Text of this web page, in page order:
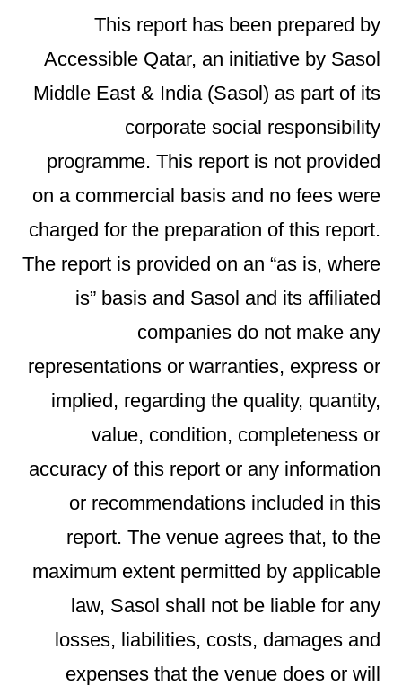
This report has been prepared by
Accessible Qatar, an initiative by Sasol
Middle East & India (Sasol) as part of its
corporate social responsibility
programme. This report is not provided
on a commercial basis and no fees were
charged for the preparation of this report.
The report is provided on an “as is, where
is” basis and Sasol and its affiliated
companies do not make any
representations or warranties, express or
implied, regarding the quality, quantity,
value, condition, completeness or
accuracy of this report or any information
or recommendations included in this
report. The venue agrees that, to the
maximum extent permitted by applicable
law, Sasol shall not be liable for any
losses, liabilities, costs, damages and
expenses that the venue does or will